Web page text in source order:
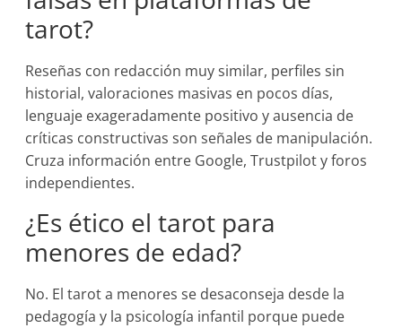
tarot?
Reseñas con redacción muy similar, perfiles sin
historial, valoraciones masivas en pocos días,
lenguaje exageradamente positivo y ausencia de
críticas constructivas son señales de manipulación.
Cruza información entre Google, Trustpilot y foros
independientes.
¿Es ético el tarot para
menores de edad?
No. El tarot a menores se desaconseja desde la
pedagogía y la psicología infantil porque puede